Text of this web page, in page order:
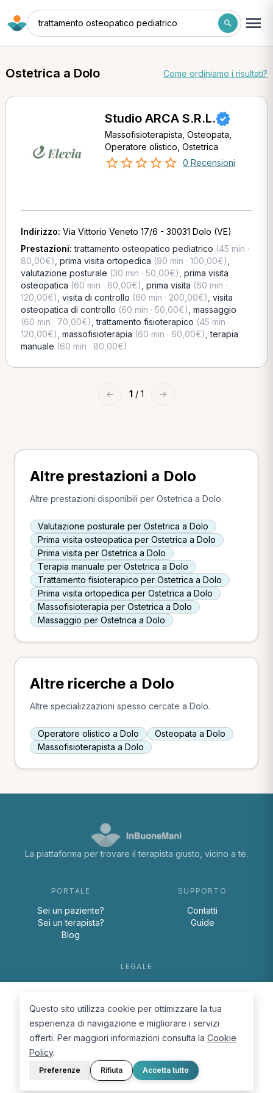
trattamento osteopatico pediatrico
Ostetrica a Dolo Come ordiniamo i risultati?
Studio ARCA S.R.L.
Massofisioterapista, Osteopata,
Operatore olistico, Ostetrica
0 Recensioni
Indirizzo: Via Vittorio Veneto 17/6 - 30031 Dolo (VE)
Prestazioni:trattamento osteopatico pediatrico (45 min ·
80,00€) prima visita ortopedica (90 min · 100,00€)
valutazione posturale (30 min · 50,00€) prima visita
osteopatica (60 min · 60,00€) prima visita (60 min ·
120,00€) visita di controllo (60 min · 200,00€) visita
osteopatica di controllo (60 min · 50,00€) massaggio
(60 min · 70,00€) ,trattamento fisioterapico (45 min ·
120,00€) massofisioterapia (60 min · 60,00€) ,terapia
manuale (60 min · 80,00€)
← 1 / 1 →
Altre prestazioni a Dolo
Altre prestazioni disponibili per Ostetrica a Dolo.
Valutazione posturale per Ostetrica a Dolo
Prima visita osteopatica per Ostetrica a Dolo
Prima visita per Ostetrica a Dolo
Terapia manuale per Ostetrica a Dolo
Trattamento fisioterapico per Ostetrica a Dolo
Prima visita ortopedica per Ostetrica a Dolo
Massofisioterapia per Ostetrica a Dolo
Massaggio per Ostetrica a Dolo
Altre ricerche a Dolo
Altre specializzazioni spesso cercate a Dolo.
Operatore olistico a Dolo
Osteopata a Dolo
Massofisioterapista a Dolo
La piattaforma per trovare il terapista giusto, vicino a te.
PORTALE
Sei un paziente?
Sei un terapista?
Blog
SUPPORTO
Contatti
Guide
LEGALE
Cookie Policy
© 2026 D.Lab S.r.l. — InBuoneMani
Questo sito utilizza cookie per ottimizzare la tua
esperienza di navigazione e migliorare i servizi
offerti. Per maggiori informazioni consulta la Cookie
Policy.
Preferenze Rifiuta Accetta tutto